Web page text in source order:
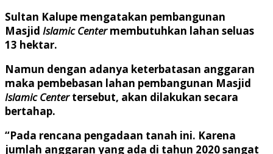
Sultan Kalupe mengatakan pembangunan
Masjid Islamic Centermembutuhkan lahan seluas
13 hektar.
Namun dengan adanya keterbatasan anggaran
maka pembebasan lahan pembangunan Masjid
Islamic Centertersebut, akan dilakukan secara
bertahap.
“Pada rencana pengadaan tanah ini. Karena
jumlah anggaran yang ada di tahun 2020 sangat